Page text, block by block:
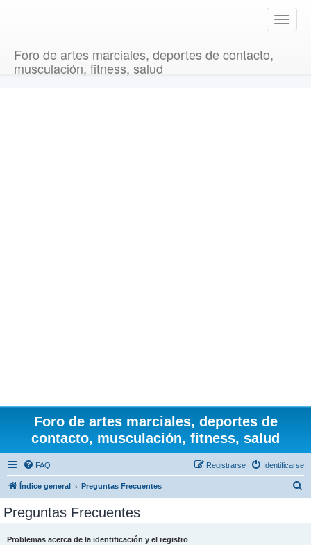
T
o
Foro de artes marciales, deportes de contacto,
musculación, fitness, salud
Foro de artes marciales, deportes de
contacto, musculación, fitness, salud
FAQ Identificarse
Registrarse
Índice general Preguntas Frecuentes
Preguntas Frecuentes
Problemas acerca de la identificación y el registro